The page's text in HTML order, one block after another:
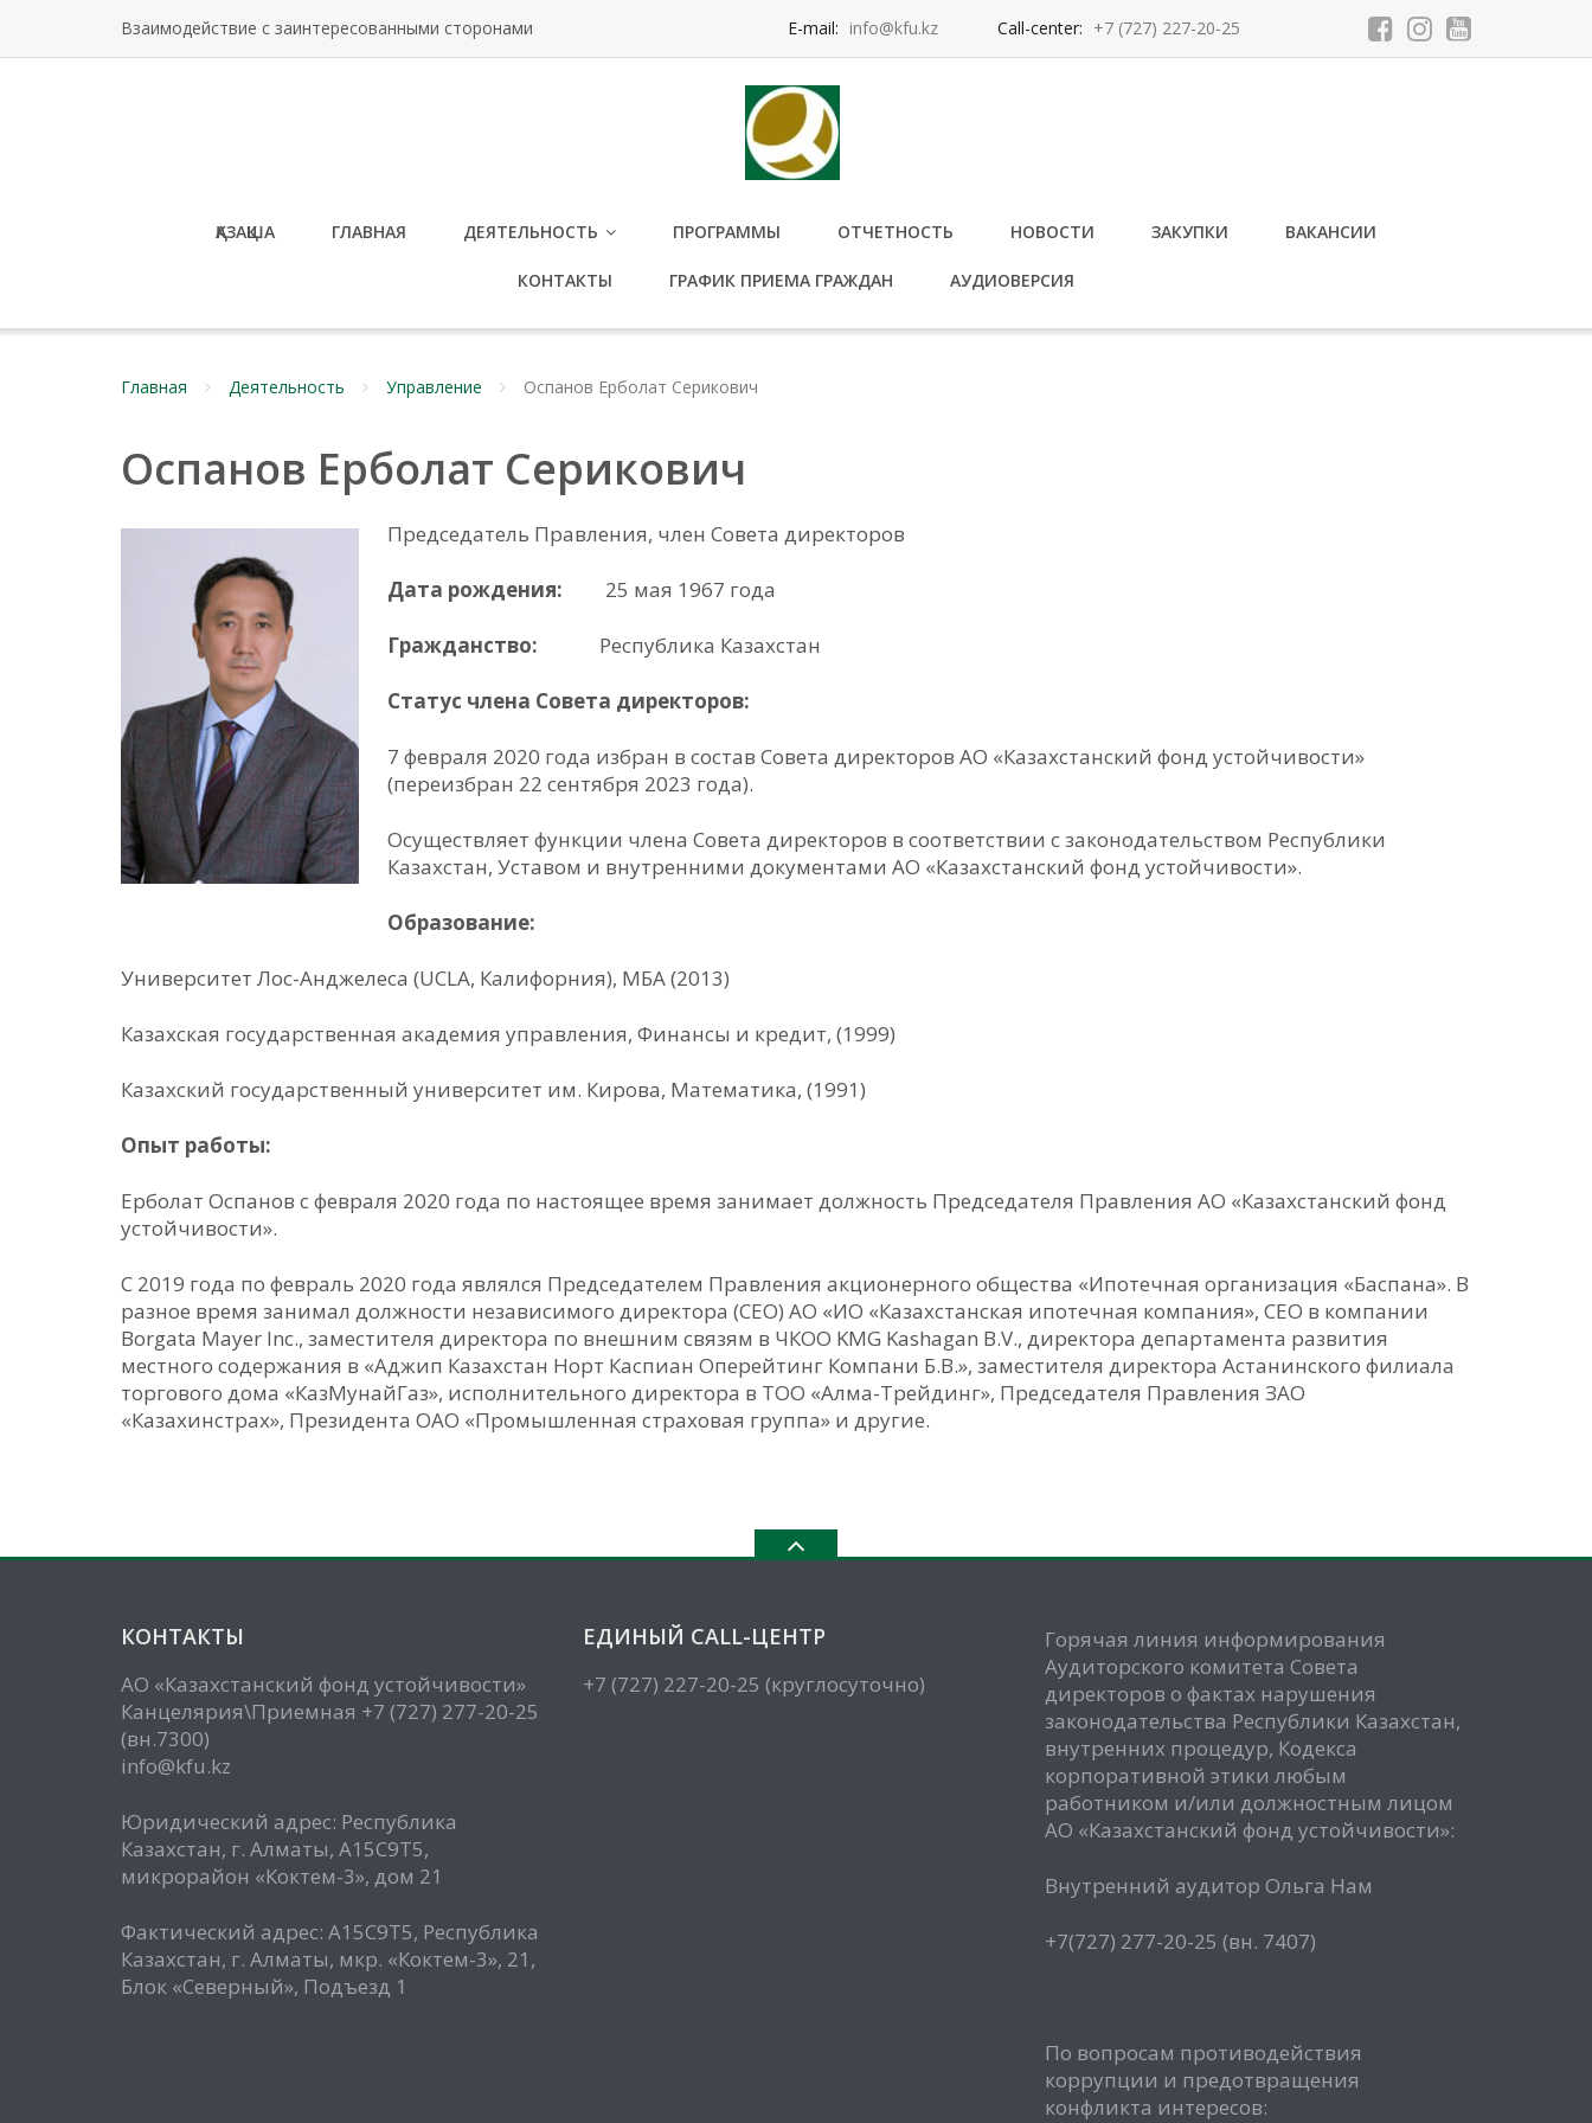
содержимому
Взаимодействие с заинтересованными сторонами E-mail: info@kfu.kz Call-center: +7 (727) 227-20-25
ҚАЗАҚША ГЛАВНАЯ ДЕЯТЕЛЬНОСТЬ ПРОГРАММЫ ОТЧЕТНОСТЬ НОВОСТИ ЗАКУПКИ ВАКАНСИИ
КОНТАКТЫ ГРАФИК ПРИЕМА ГРАЖДАН АУДИОВЕРСИЯ
Главная Деятельность Управление Оспанов Ерболат Серикович
Оспанов Ерболат Серикович
Председатель Правления, член Совета директоров
Дата рождения: 25 мая 1967 года
Гражданство: Республика Казахстан
Статус члена Совета директоров:
7 февраля 2020 года избран в состав Совета директоров АО «Казахстанский фонд устойчивости»
(переизбран 22 сентября 2023 года).
Осуществляет функции члена Совета директоров в соответствии с законодательством Республики
Казахстан, Уставом и внутренними документами АО «Казахстанский фонд устойчивости».
Образование:
Университет Лос-Анджелеса (UCLA, Калифорния), МБА (2013)
Казахская государственная академия управления, Финансы и кредит, (1999)
Казахский государственный университет им. Кирова, Математика, (1991)
Опыт работы:
Ерболат Оспанов с февраля 2020 года по настоящее время занимает должность Председателя Правления АО «Казахстанский фонд
устойчивости».
С 2019 года по февраль 2020 года являлся Председателем Правления акционерного общества «Ипотечная организация «Баспана». В
разное время занимал должности независимого директора (CEO) АО «ИО «Казахстанская ипотечная компания», CEO в компании
Borgata Mayer Inc., заместителя директора по внешним связям в ЧКОО KMG Kashagan B.V., директора департамента развития
местного содержания в «Аджип Казахстан Норт Каспиан Оперейтинг Компани Б.В.», заместителя директора Астанинского филиала
торгового дома «КазМунайГаз», исполнительного директора в ТОО «Алма-Трейдинг», Председателя Правления ЗАО
«Казахинстрах», Президента ОАО «Промышленная страховая группа» и другие.
КОНТАКТЫ
АО «Казахстанский фонд устойчивости»
Канцелярия\Приемная +7 (727) 277-20-25
(вн.7300)
info@kfu.kz
Юридический адрес: Республика
Казахстан, г. Алматы, А15С9Т5,
микрорайон «Коктем-3», дом 21
Фактический адрес: А15С9Т5, Республика
Казахстан, г. Алматы, мкр. «Коктем-3», 21,
Блок «Северный», Подъезд 1
ЕДИНЫЙ CALL-ЦЕНТР
+7 (727) 227-20-25 (круглосуточно)
Горячая линия информирования
Аудиторского комитета Совета
директоров о фактах нарушения
законодательства Республики Казахстан,
внутренних процедур, Кодекса
корпоративной этики любым
работником и/или должностным лицом
АО «Казахстанский фонд устойчивости»:
Внутренний аудитор Ольга Нам
+7(727) 277-20-25 (вн. 7407)
По вопросам противодействия
коррупции и предотвращения
конфликта интересов: